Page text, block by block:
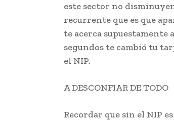
este sector no
recurrente que es que
te acerca supuestamente
segundos te cambió tu
el NIP.
A DESCONFIAR DE TODO
Recordar que sin el NIP